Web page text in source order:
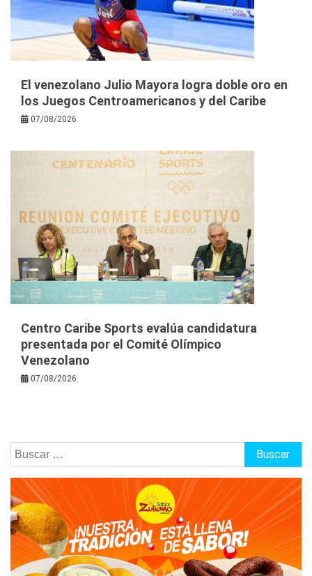
El venezolano Julio Mayora logra doble oro en
los Juegos Centroamericanos y del Caribe
07/08/2026
Centro Caribe Sports evalúa candidatura
presentada por el Comité Olímpico
Venezolano
07/08/2026
Buscar: